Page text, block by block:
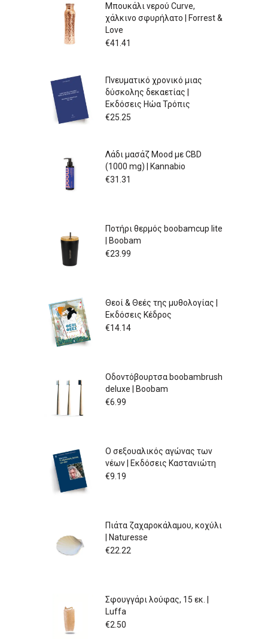
Μπουκάλι νερού Curve,
χάλκινο σφυρήλατο | Forrest &
Love
€41.41
Πνευματικό χρονικό μιας
δύσκολης δεκαετίας |
Εκδόσεις Ηώα Τρόπις
€25.25
Λάδι μασάζ Mood με CBD
(1000 mg) | Kannabio
€31.31
Ποτήρι θερμός boobamcup lite
| Boobam
€23.99
Θεοί & Θεές της μυθολογίας |
Εκδόσεις Κέδρος
€14.14
Οδοντόβουρτσα boobambrush
deluxe | Boobam
€6.99
Ο σεξουαλικός αγώνας των
νέων | Εκδόσεις Καστανιώτη
€9.19
Πιάτα ζαχαροκάλαμου, κοχύλι
| Naturesse
€22.22
Σφουγγάρι λούφας, 15 εκ. |
Luffa
€2.50